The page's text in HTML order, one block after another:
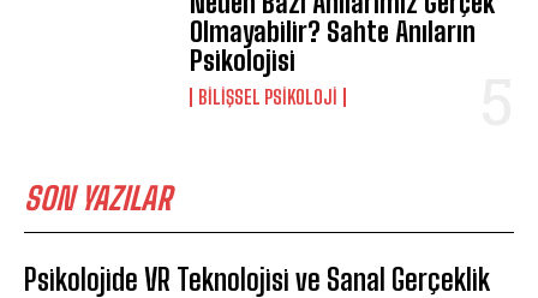
Olmayabilir? Sahte Anıların
Psikolojisi
BILIŞSEL PSIKOLOJI
SON YAZILAR
Psikolojide VR Teknolojisi ve Sanal Gerçeklik